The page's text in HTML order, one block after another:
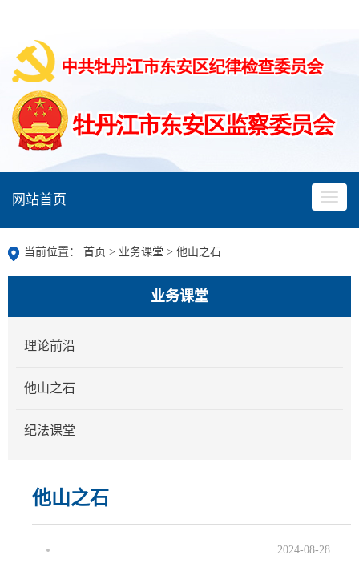
网站首页
当前位置： 首页 > 业务课堂 > 他山之石
业务课堂
理论前沿
他山之石
纪法课堂
他山之石
2024-08-28